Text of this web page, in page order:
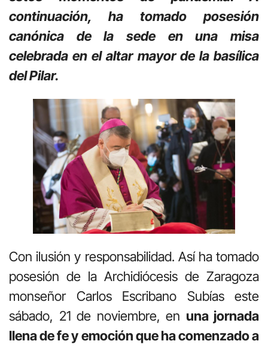
continuación, ha tomado posesión
canónica de la sede en una misa
celebrada en el altar mayor de la basílica
del Pilar.
Con ilusión y responsabilidad. Así ha tomado
posesión de la Archidiócesis de Zaragoza
monseñor Carlos Escribano Subías este
sábado, 21 de noviembre, en una jornada
llena de fe y emoción que ha comenzado a